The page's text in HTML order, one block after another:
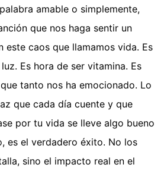
amable o simplemente,
que nos haga sentir un
este caos que llamamos vida. Es
Es hora de ser vitamina. Es
tanto nos ha emocionado. Lo
que cada día cuente y que
por tu vida se lleve algo bueno
es el verdadero éxito. No los
sino el impacto real en el